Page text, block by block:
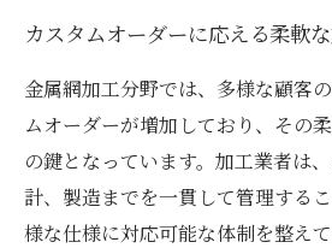
カスタムオーダーに応える柔軟
金属網加工分野では、多様な顧客
ムオーダーが増加しており、その
の鍵となっています。加工業者は
計、製造までを一貫して管理する
様な仕様に対応可能な体制を整え